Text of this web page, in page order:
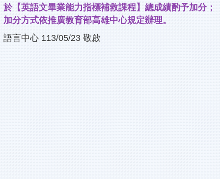
於【英語文畢業能力指標補救課程】總成績酌予加分；
加分方式依推廣教育部高雄中心規定辦理。
語言中心 113/05/23 敬啟